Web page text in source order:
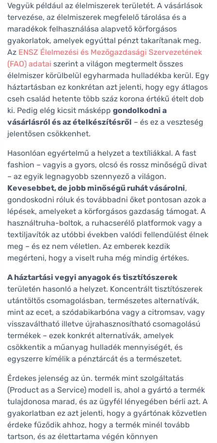
Vegyük például az élelmiszerek területét. A vásárlások
tervezése, az élelmiszerek megfelelő tárolása és a
maradékok felhasználása alapvető körforgásos
gyakorlatok, amelyek egyúttal pénzt takarítanak meg.
Az ENSZ Élelmezési és Mezőgazdasági Szervezetének
(FAO) adatai szerint a világon megtermelt összes
élelmiszer körülbelül egyharmada hulladékba kerül. Egy
háztartásban ez konkrétan azt jelenti, hogy egy átlagos
cseh család hetente több száz korona értékű ételt dob
ki. Pedig elég kicsit másképp gondolkodni a
vásárlásról és az ételkészítésről – és ez a veszteség
jelentősen csökkenhet.
Hasonlóan egyértelmű a helyzet a textíliákkal. A fast
fashion – vagyis a gyors, olcsó és rossz minőségű divat
– az egyik legnagyobb szennyező a világon.
Kevesebbet, de jobb minőségű ruhát vásárolni,
gondoskodni róluk és továbbadni őket pontosan azok a
lépések, amelyeket a körforgásos gazdaság támogat. A
használtruha-boltok, a ruhacserélő platformok vagy a
textiljavítók az utóbbi években valódi fellendülést élnek
meg – és ez nem véletlen. Az emberek kezdik
megérteni, hogy a viselt ruha még mindig értékes.
A háztartási vegyi anyagok és tisztítószerek
területén hasonló a helyzet. Koncentrált tisztítószerek
utántöltős csomagolásban, természetes alternatívák,
mint az ecet, a szódabikarbóna vagy a citromsav, vagy
visszaváltható illetve újrahasznosítható csomagolású
termékek – ezek konkrét alternatívák, amelyek
csökkentik a műanyag hulladék mennyiségét, és
egyszerre kímélik a pénztárcát és a természetet.
Érdekes jelenség az ún. termék mint szolgáltatás
(Product as a Service) modell is, ahol a gyártó a termék
tulajdonosa marad, és az ügyfél lényegében bérli azt. A
gyakorlatban ez azt jelenti, hogy a gyártónak közvetlen
érdeke fűződik ahhoz, hogy a termék minél tovább
tartson, és az élettartama végén könnyen